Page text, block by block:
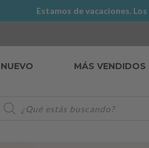
Estamos de vacaciones.
NUEVO MÁS VENDIDOS
Búsqueda
de
productos